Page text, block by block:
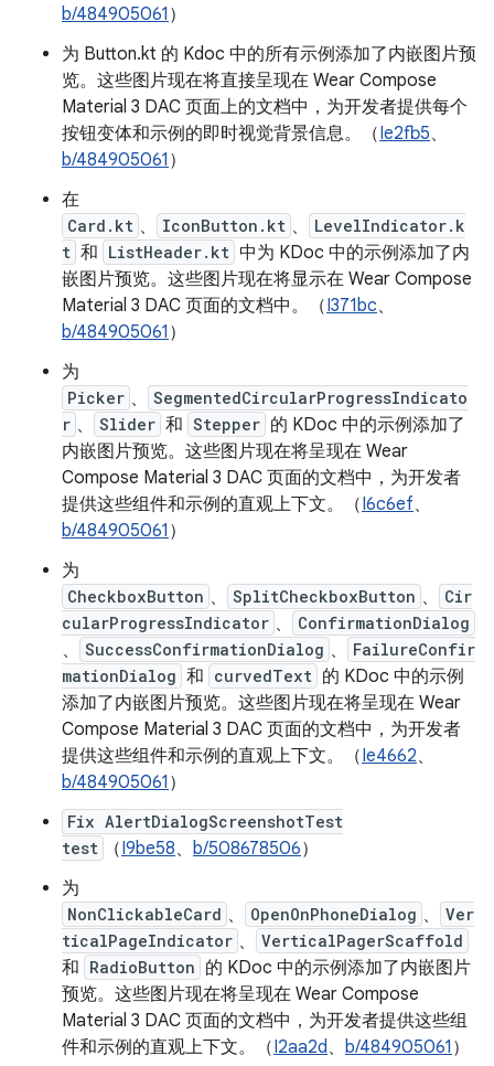
b/484905061 ）
为 Button.kt 的 Kdoc 中的所有示例添加了内嵌图片预
览。这些图片现在将直接呈现在 Wear Compose
Material 3 DAC 页面上的文档中，为开发者提供每个
按钮变体和示例的即时视觉背景信息。（Ie2fb5、
b/484905061 ）
在
Card.kt 、 IconButton.kt 、
LevelIndicator.k
t 和 ListHeader.kt 中为 KDoc 中的示例添加了内
嵌图片预览。这些图片现在将显示在 Wear Compose
Material 3 DAC 页面的文档中。（I371bc、
b/484905061 ）
为
Picker 、
SegmentedCircularProgressIndicato
r 、 Slider 和 Stepper 的 KDoc 中的示例添加了
内嵌图片预览。这些图片现在将呈现在 Wear
Compose Material 3 DAC 页面的文档中，为开发者
提供这些组件和示例的直观上下文。（I6c6ef、
b/484905061 ）
为
CheckboxButton 、 SplitCheckboxButton 、
Cir
cularProgressIndicator 、 ConfirmationDialog
、 SuccessConfirmationDialog 、
FailureConfir
mationDialog 和 curvedText 的 KDoc 中的示例
添加了内嵌图片预览。这些图片现在将呈现在 Wear
Compose Material 3 DAC 页面的文档中，为开发者
提供这些组件和示例的直观上下文。（Ie4662、
b/484905061 ）
Fix AlertDialogScreenshotTest
test
（I9be58、 b/508678506）
为
NonClickableCard 、 OpenOnPhoneDialog 、
Ver
ticalPageIndicator 、 VerticalPagerScaffold
和 RadioButton 的 KDoc 中的示例添加了内嵌图片
预览。这些图片现在将呈现在 Wear Compose
Material 3 DAC 页面的文档中，为开发者提供这些组
件和示例的直观上下文。（I2aa2d、 b/484905061 ）